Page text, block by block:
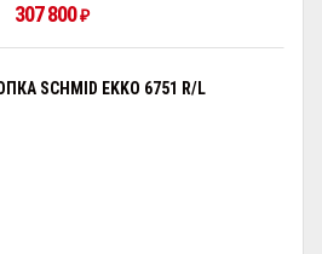
307 800₽
SCHMID EKKO 6751 R/L